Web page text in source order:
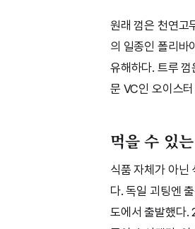
원래 껌은 천연고
의 일종인 폴리바
유해하다. 트루
문 VC인 오이스
먹을 수 있
식품 자체가 아닌
다. 독일 괴팅엔
도에서 출발했다.